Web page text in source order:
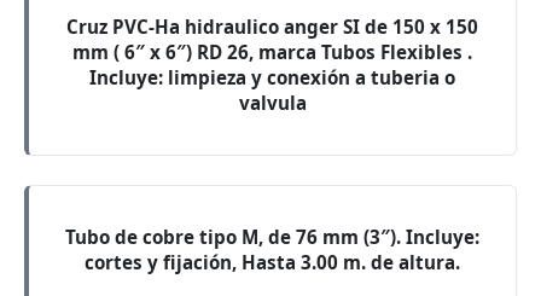
Cruz PVC-Ha hidraulico anger SI de 150 x 150
mm ( 6″ x 6″) RD 26, marca Tubos Flexibles .
Incluye: limpieza y conexión a tuberia o
valvula
Tubo de cobre tipo M, de 76 mm (3″). Incluye:
cortes y fijación, Hasta 3.00 m. de altura.